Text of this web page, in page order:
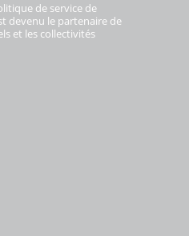
de service de
devenu le partenaire de
et les collectivités